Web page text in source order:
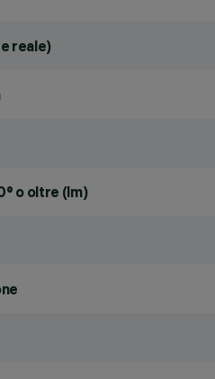
reale)
o oltre (lm)